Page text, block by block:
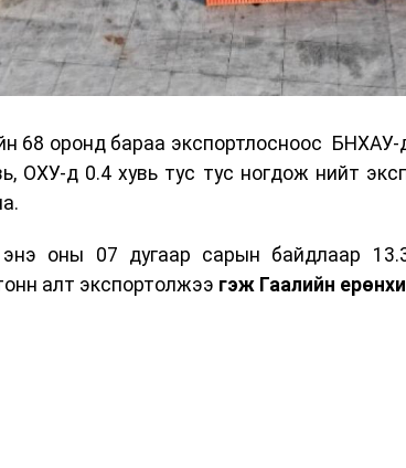
68 оронд бараа экспортлосноос
ОХУ-д 0.4 хувь тус тус ногдож нийт
оны 07 дугаар сарын байдлаар
алт экспортолжээ гэж Гаалийн